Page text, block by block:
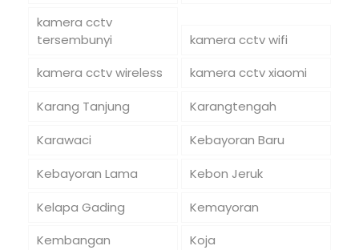
kamera cctv
tersembunyi
kamera cctv wifi
kamera cctv wireless
kamera cctv xiaomi
Karang Tanjung
Karangtengah
Karawaci
Kebayoran Baru
Kebayoran Lama
Kebon Jeruk
Kelapa Gading
Kemayoran
Kembangan
Koja